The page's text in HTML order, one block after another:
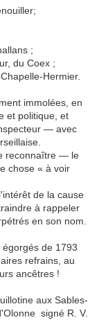
;
du Coex ;
Hermier.
immolées, en
et politique, et
— avec
reconnaître — le
chose « à voir
de la cause
à rappeler
en son nom.
de 1793
refrains, au
ancêtres !
aux Sables-
signé R. V.